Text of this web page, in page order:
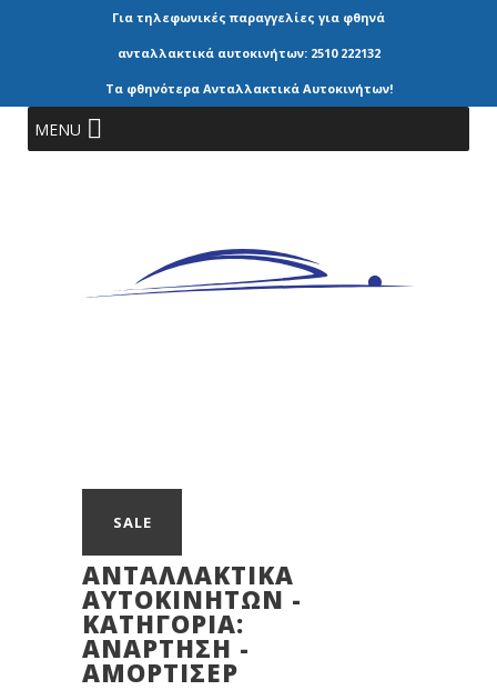
Για τηλεφωνικές παραγγελίες για φθηνά
ανταλλακτικά αυτοκινήτων: 2510 222132
Τα φθηνότερα Ανταλλακτικά Αυτοκινήτων!
MENU
SALE
ΑΝΤΑΛΛΑΚΤΙΚΆ
ΑΥΤΟΚΙΝΉΤΩΝ -
ΚΑΤΗΓΟΡΊΑ:
ANAPTHΣH -
AMOPTIΣEP